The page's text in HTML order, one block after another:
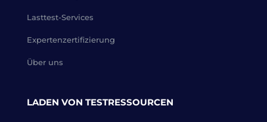
Lasttest-Services
Expertenzertifizierung
Über uns
LADEN VON TESTRESSOURCEN